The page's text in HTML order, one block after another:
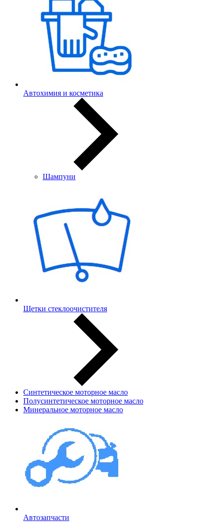
Автохимия и косметика
Шампуни
Щетки стеклоочистителя
Синтетическое моторное масло
Полусинтетическое моторное масло
Минеральное моторное масло
Автозапчасти